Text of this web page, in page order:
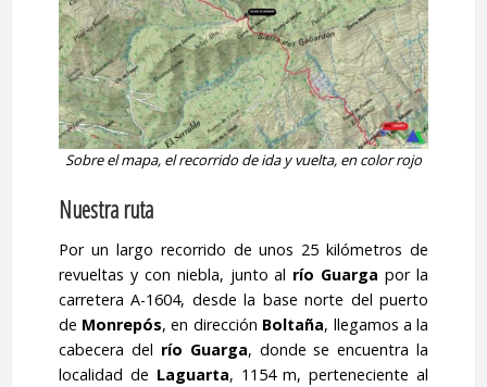
Sobre el mapa, el recorrido de ida y vuelta, en color rojo
Nuestra ruta
Por un largo recorrido de unos 25 kilómetros de
revueltas y con niebla, junto al río Guarga por la
carretera A-1604, desde la base norte del puerto
de Monrepós, en dirección Boltaña, llegamos a la
cabecera del río Guarga, donde se encuentra la
localidad de Laguarta, 1154 m, perteneciente al